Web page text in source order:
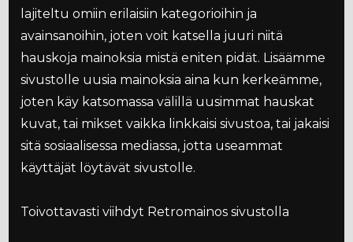
lajiteltu omiin erilaisiin kategorioihin ja
avainsanoihin, joten voit katsella juuri niitä
hauskoja mainoksia mistä eniten pidät. Lisäämme
sivustolle uusia mainoksia aina kun kerkeämme,
joten käy katsomassa välillä uusimmat hauskat
kuvat, tai mikset vaikka linkkaisi sivustoa, tai jakaisi
sitä sosiaalisessa mediassa, jotta useammat
käyttäjät löytävät sivustolle.
Toivottavasti viihdyt Retromainos sivustolla